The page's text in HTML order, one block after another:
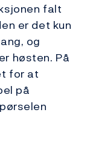
falt
er det kun
og
høsten. På
for at
på